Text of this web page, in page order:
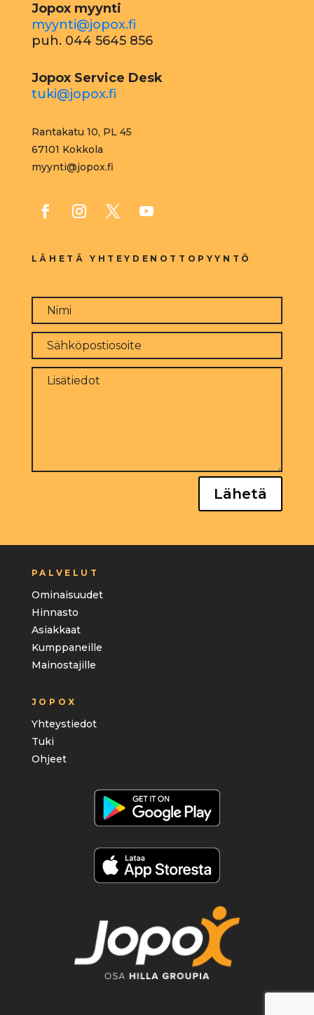
Jopox myynti
myynti@jopox.fi
puh. 044 5645 856
Jopox Service Desk
tuki@jopox.fi
Rantakatu 10, PL 45
67101 Kokkola
myynti@jopox.fi
LÄHETÄ YHTEYDENOTTOPYYNTÖ
Lähetä
PALVELUT
Ominaisuudet
Hinnasto
Asiakkaat
Kumppaneille
Mainostajille
JOPOX
Yhteystiedot
Tuki
Ohjeet